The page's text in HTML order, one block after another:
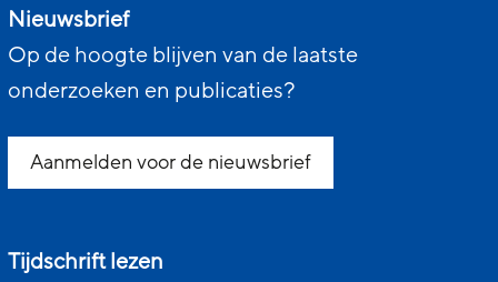
Nieuwsbrief
Op de hoogte blijven van de laatste
onderzoeken en publicaties?
Aanmelden voor de nieuwsbrief
Tijdschrift lezen